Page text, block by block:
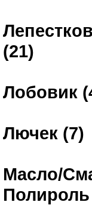
(21)
Лобовик
Лючек (7)
Масло/
Полироль